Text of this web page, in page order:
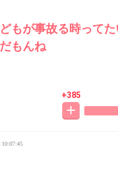
もが事故る時って
もんね
+385
10:07:45